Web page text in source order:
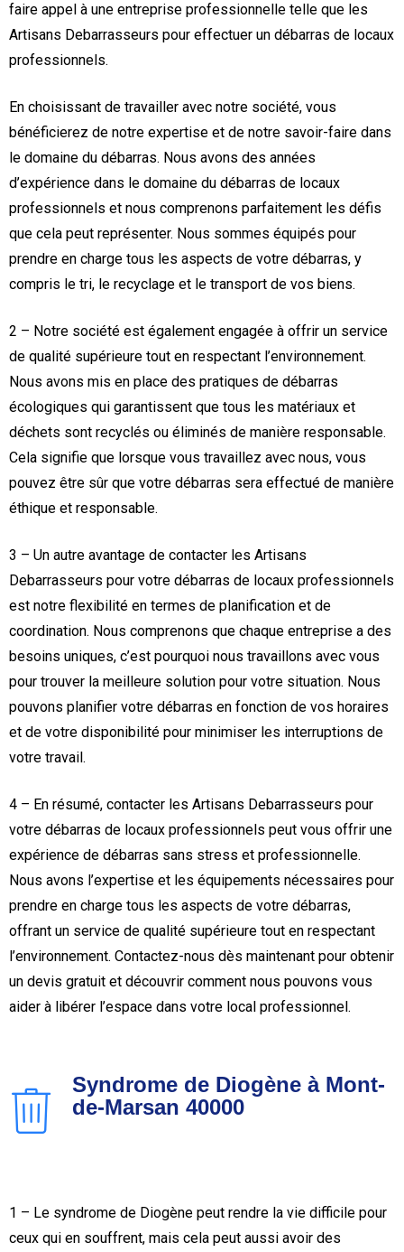
faire appel à une entreprise professionnelle telle que les
Artisans Debarrasseurs pour effectuer un débarras de locaux
professionnels.
En choisissant de travailler avec notre société, vous
bénéficierez de notre expertise et de notre savoir-faire dans
le domaine du débarras. Nous avons des années
d’expérience dans le domaine du débarras de locaux
professionnels et nous comprenons parfaitement les défis
que cela peut représenter. Nous sommes équipés pour
prendre en charge tous les aspects de votre débarras, y
compris le tri, le recyclage et le transport de vos biens.
2 – Notre société est également engagée à offrir un service
de qualité supérieure tout en respectant l’environnement.
Nous avons mis en place des pratiques de débarras
écologiques qui garantissent que tous les matériaux et
déchets sont recyclés ou éliminés de manière responsable.
Cela signifie que lorsque vous travaillez avec nous, vous
pouvez être sûr que votre débarras sera effectué de manière
éthique et responsable.
3 – Un autre avantage de contacter les Artisans
Debarrasseurs pour votre débarras de locaux professionnels
est notre flexibilité en termes de planification et de
coordination. Nous comprenons que chaque entreprise a des
besoins uniques, c’est pourquoi nous travaillons avec vous
pour trouver la meilleure solution pour votre situation. Nous
pouvons planifier votre débarras en fonction de vos horaires
et de votre disponibilité pour minimiser les interruptions de
votre travail.
4 – En résumé, contacter les Artisans Debarrasseurs pour
votre débarras de locaux professionnels peut vous offrir une
expérience de débarras sans stress et professionnelle.
Nous avons l’expertise et les équipements nécessaires pour
prendre en charge tous les aspects de votre débarras,
offrant un service de qualité supérieure tout en respectant
l’environnement. Contactez-nous dès maintenant pour obtenir
un devis gratuit et découvrir comment nous pouvons vous
aider à libérer l’espace dans votre local professionnel.
Syndrome de Diogène à Mont-
de-Marsan 40000
1 – Le syndrome de Diogène peut rendre la vie difficile pour
ceux qui en souffrent, mais cela peut aussi avoir des